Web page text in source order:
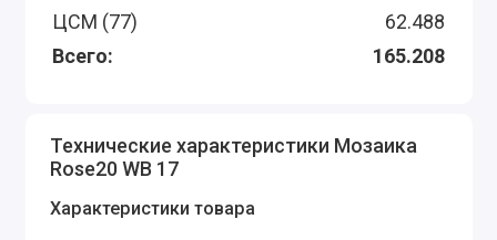
ЦСМ (77)
62.488
Всего:
165.208
Технические характеристики Мозаика
Rose20 WB 17
Характеристики товара